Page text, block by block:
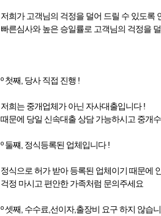
저희가 고객님의 걱정을 덜어 드릴 수 있도록
빠른심사와 높은 승일률로 고객님의 걱정을
º 첫째, 당사 직접 진행 !
저희는 중개업체가 아닌 자사대출입니다 !
때문에 당일 신속대출 상담 가능하시고 중개
º 둘쨰, 정식등록된 업체입니다 !
정식으로 허가 받아 등록된 업체이기 때문에
걱정 마시고 편안한 가족처럼 문의주세요
º 셋째, 수수료,선이자,출장비 요구 하지 않습